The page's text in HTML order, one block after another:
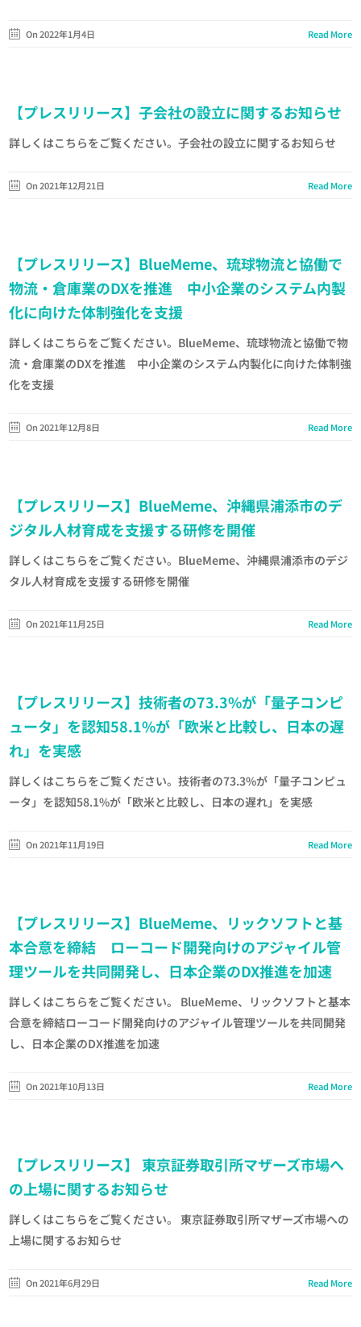
On 2022年1月4日 Read More
【プレスリリース】子会社の設立に関するお知らせ
詳しくはこちらをご覧ください。子会社の設立に関するお知らせ
On 2021年12月21日 Read More
【プレスリリース】BlueMeme、琉球物流と協働で
物流・倉庫業のDXを推進 中小企業のシステム内製
化に向けた体制強化を支援
詳しくはこちらをご覧ください。BlueMeme、琉球物流と協働で物
流・倉庫業のDXを推進 中小企業のシステム内製化に向けた体制強
化を支援
On 2021年12月8日 Read More
【プレスリリース】BlueMeme、沖縄県浦添市のデ
ジタル人材育成を支援する研修を開催
詳しくはこちらをご覧ください。BlueMeme、沖縄県浦添市のデジ
タル人材育成を支援する研修を開催
On 2021年11月25日 Read More
【プレスリリース】技術者の73.3%が「量子コンピ
ュータ」を認知58.1%が「欧米と比較し、日本の遅
れ」を実感
詳しくはこちらをご覧ください。技術者の73.3%が「量子コンピュ
ータ」を認知58.1%が「欧米と比較し、日本の遅れ」を実感
On 2021年11月19日 Read More
【プレスリリース】BlueMeme、リックソフトと基
本合意を締結 ローコード開発向けのアジャイル管
理ツールを共同開発し、日本企業のDX推進を加速
詳しくはこちらをご覧ください。 BlueMeme、リックソフトと基本
合意を締結ローコード開発向けのアジャイル管理ツールを共同開発
し、日本企業のDX推進を加速
On 2021年10月13日 Read More
【プレスリリース】 東京証券取引所マザーズ市場へ
の上場に関するお知らせ
詳しくはこちらをご覧ください。 東京証券取引所マザーズ市場への
上場に関するお知らせ
On 2021年6月29日 Read More